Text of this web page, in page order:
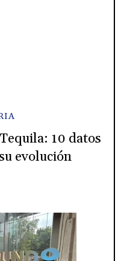
10 datos
evolución